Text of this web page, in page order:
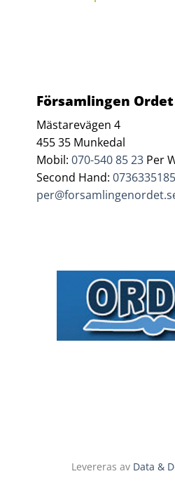
Församlingen Ordet
Mästarevägen 4
455 35 Munkedal
Mobil:070-540 85 23 Per
Second Hand:0736335185
Levereras av Data &